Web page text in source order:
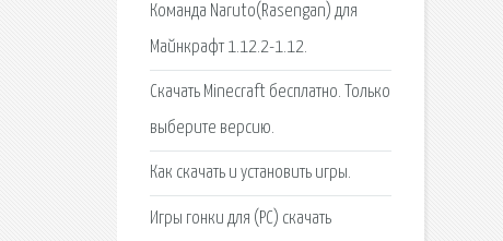
Команда Naruto(Rasengan) для
Майнкрафт 1.12.2-1.12.
Скачать Minecraft бесплатно. Только
выберите версию.
Как скачать и установить игры.
Игры гонки для (PC) скачать